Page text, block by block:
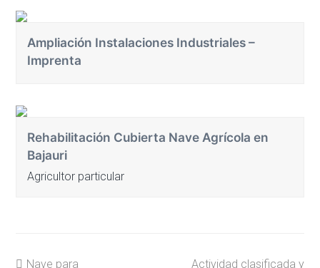
Ampliación Instalaciones Industriales –
Imprenta
Rehabilitación Cubierta Nave Agrícola en
Bajauri
Agricultor particular
previous
Nave para
next
Actividad clasificada y